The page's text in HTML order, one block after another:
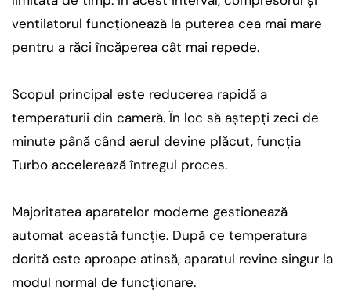
ventilatorul funcționează la puterea cea mai mare
pentru a răci încăperea cât mai repede.
Scopul principal este reducerea rapidă a
temperaturii din cameră. În loc să aștepți zeci de
minute până când aerul devine plăcut, funcția
Turbo accelerează întregul proces.
Majoritatea aparatelor moderne gestionează
automat această funcție. După ce temperatura
dorită este aproape atinsă, aparatul revine singur la
modul normal de funcționare.